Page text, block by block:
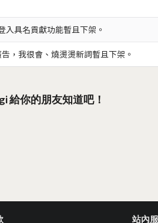
入具名貢獻功能暫且下架。
，我很會、燒燙燙新詞暫且下架。
給你的朋友知道吧！
站內